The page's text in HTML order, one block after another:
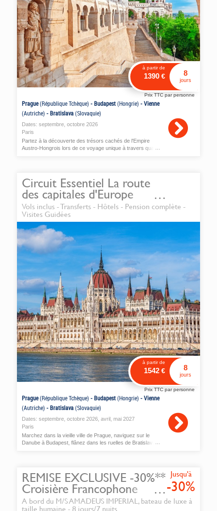
à partir de
1390€ 8
jours
Prix TTC par personne
Prague(République Tchèque) -Budapest(Hongrie) -Vienne
(Autriche) -Bratislava(Slovaquie)
Dates: septembre octobre 2026
Paris
Partez à la découverte des trésors cachés de l'Empire
Austro-Hongrois lors de ce voyage unique à travers quatre
Circuit Essentiel La route
des capitales d'Europe
centrale
Vols inclus - Transferts - Hôtels - Pension complète -
Visites Guidées
à partir de
1542€ 8
jours
Prix TTC par personne
Prague(République Tchèque) -Budapest(Hongrie) -Vienne
(Autriche) -Bratislava(Slovaquie)
Dates: septembre octobre 2026, avril mai 2027
Paris
Marchez dans la vieille ville de Prague, naviguez sur le
Danube à Budapest, flânez dans les ruelles de Bratislava
Jusqu'à
-30%
REMISE EXCLUSIVE -30%**
Croisière Francophone
Capitales impériales du
A bord du M/S AMADEUS IMPERIAL, bateau de luxe à
taille humaine - 8 jours/7 nuits